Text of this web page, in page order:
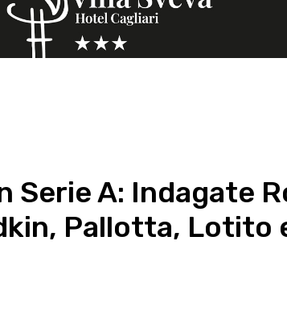
Serie A: Indagate
Pallotta, Lotito